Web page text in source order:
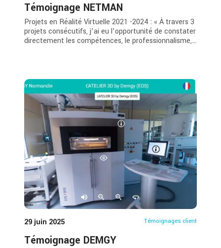
Témoignage NETMAN
Projets en Réalité Virtuelle 2021 -2024 : « À travers 3
projets consécutifs, j’ai eu l’opportunité de constater
directement les compétences, le professionnalisme,...
29 juin 2025 Témoignages client
Témoignage DEMGY